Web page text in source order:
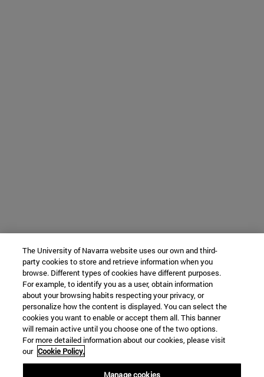
The University of Navarra website uses our own and third-
party cookies to store and retrieve information when you
browse. Different types of cookies have different purposes.
For example, to identify you as a user, obtain information
about your browsing habits respecting your privacy, or
personalize how the content is displayed. You can select the
cookies you want to enable or accept them all. This banner
will remain active until you choose one of the two options.
For more detailed information about our cookies, please visit
our Cookie Policy.
Manage cookies